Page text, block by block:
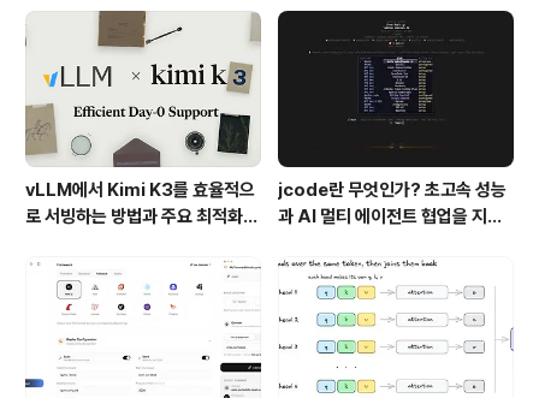
vLLM에서 Kimi K3를 효율적으
로 서빙하는 방법과 주요 최적화
jcode란 무엇인가? 초고속 성능
과 AI 멀티 에이전트 협업을 지원